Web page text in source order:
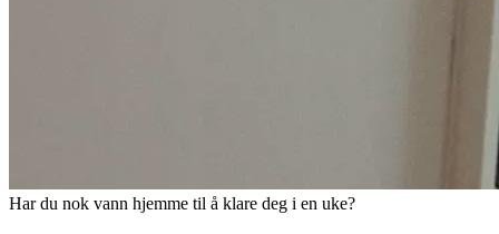
Har du nok vann hjemme til å klare deg i en uke?